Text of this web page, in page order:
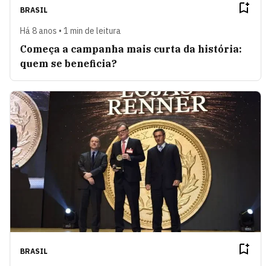
BRASIL
Há 8 anos • 1 min de leitura
Começa a campanha mais curta da história:
quem se beneficia?
BRASIL